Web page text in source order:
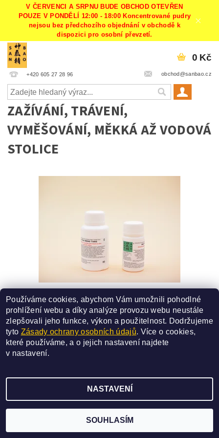
V ČERVENCI A SRPNU BUDE OBCHOD OTEVŘEN
POUZE V PONDĚLÍ 12:00 - 18:00 Koncentrované pudry
nejsou bez předchozího objednání v obchodě k
dispozici pro osobní převzetí.
+420 605 27 28 96 obchod@sanbao.cz
0 Kč
ZAŽÍVÁNÍ, TRÁVENÍ,
VYMĚŠOVÁNÍ, MĚKKÁ AŽ VODOVÁ
STOLICE
SMĚS ČÍSLO - 82
od 340 Kč
SAN BAO, všechna práva vyhrazena
Vytvořil Shoptet
Používáme cookies, abychom Vám umožnili pohodlné
prohlížení webu a díky analýze provozu webu neustále
zlepšovali jeho funkce, výkon a použitelnost. Dodržujeme
tyto Zásady ochrany osobních údajů. Více o cookies,
které používáme, a o jejich nastavení najdete
v nastavení.
NASTAVENÍ
SOUHLASÍM